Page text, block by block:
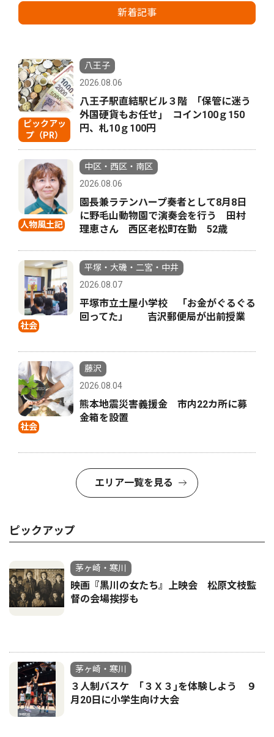
新着記事
ピックアッ
プ（PR）
八王子
2026.08.06
八王子駅直結駅ビル３階 ｢保管に迷う
外国硬貨もお任せ｣ コイン100ｇ150
円、札10ｇ100円
人物風土記
中区・西区・南区
2026.08.06
園長兼ラテンハープ奏者として8月8日
に野毛山動物園で演奏会を行う 田村
理恵さん 西区老松町在勤 52歳
社会
平塚・大磯・二宮・中井
2026.08.07
平塚市立土屋小学校 「お金がぐるぐる
回ってた」 吉沢郵便局が出前授業
社会
藤沢
2026.08.04
熊本地震災害義援金 市内22カ所に募
金箱を設置
エリア一覧を見る
ピックアップ
茅ヶ崎・寒川
映画『黒川の女たち』上映会 松原文枝監
督の会場挨拶も
茅ヶ崎・寒川
３人制バスケ ｢３Ｘ３｣を体験しよう ９
月20日に小学生向け大会